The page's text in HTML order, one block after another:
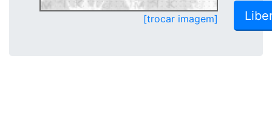
[trocar imagem]